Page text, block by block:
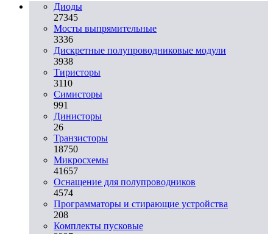
Диоды
27345
Мосты выпрямительные
3336
Дискретные полупроводниковые модули
3938
Тиристоры
3110
Симисторы
991
Динисторы
26
Транзисторы
18750
Микросхемы
41657
Оснащение для полупроводников
4574
Программаторы и стирающие устройства
208
Комплекты пусковые